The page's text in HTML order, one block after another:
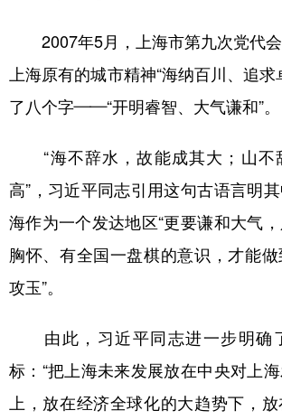
2007年5月，上海市第九次党代会
上海原有的城市精神“海纳百川、追求
了八个字——“开明睿智、大气谦和”。
“海不辞水，故能成其大；山不
高”，习近平同志引用这句古语言明
海作为一个发达地区“更要谦和大气
胸怀、有全国一盘棋的意识，才能
攻玉”。
由此，习近平同志进一步明确
标：“把上海未来发展放在中央对上
上，放在经济全球化的大趋势下，